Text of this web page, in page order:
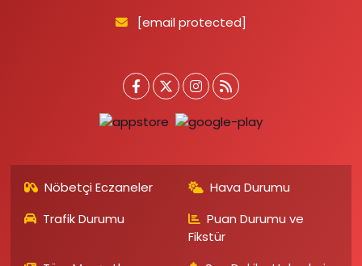
[email protected]
Nöbetçi Eczaneler
Hava Durumu
Trafik Durumu
Puan Durumu ve
Fikstür